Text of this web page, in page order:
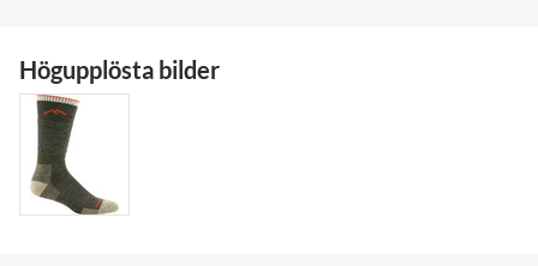
Högupplösta bilder